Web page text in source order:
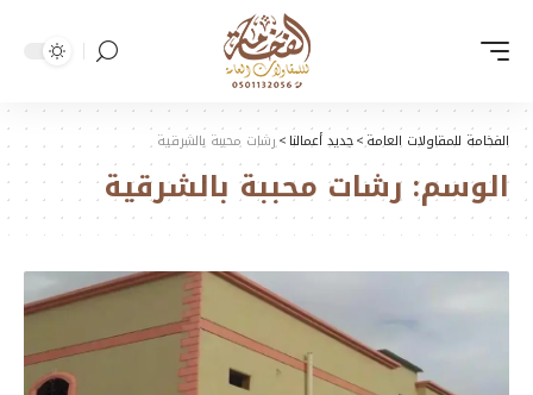
الفخامة للمقاولات العامة>جديد أعمالنا>رشات محببة بالشرقية
الوسم: رشات محببة بالشرقية